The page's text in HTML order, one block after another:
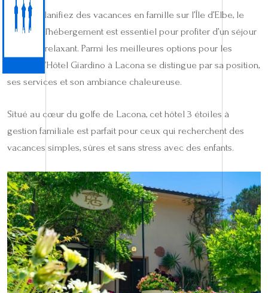
Si vous planifiez des vacances en famille sur l’Île d’Elbe, le
choix de l’hébergement est essentiel pour profiter d’un séjour
vraiment relaxant. Parmi les meilleures options pour les
familles, l’Hôtel Giardino à Lacona se distingue par sa position,
ses services et son ambiance chaleureuse.
Situé au cœur du golfe de Lacona, cet hôtel 3 étoiles à
gestion familiale est parfait pour ceux qui recherchent des
vacances simples, sûres et sans stress avec des enfants.